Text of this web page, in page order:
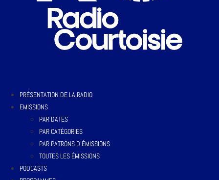
PRÉSENTATION DE LA RADIO
EMISSIONS
PAR DATES
PAR CATÉGORIES
PAR PATRONS D’ÉMISSIONS
TOUTES LES ÉMISSIONS
PODCASTS